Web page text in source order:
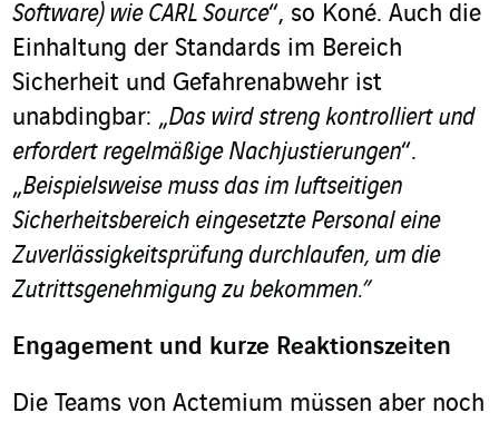
Software) wie CARL Source“, so Koné. Auch die
Einhaltung der Standards im Bereich
Sicherheit und Gefahrenabwehr ist
unabdingbar: „Das wird streng kontrolliert und
erfordert regelmäßige Nachjustierungen“.
„Beispielsweise muss das im luftseitigen
Sicherheitsbereich eingesetzte Personal eine
Zuverlässigkeitsprüfung durchlaufen, um die
Zutrittsgenehmigung zu bekommen.”
Engagement und kurze Reaktionszeiten
Die Teams von Actemium müssen aber noch